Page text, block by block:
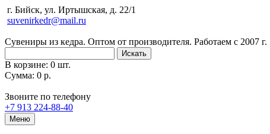
г. Бийск, ул. Иртышская, д. 22/1
suvenirkedr@mail.ru
Сувениры из кедра. Оптом от производителя. Работаем с 2007 г.
Искать
В корзине: 0 шт.
Сумма: 0 р.
Звоните по телефону
+7 913 224-88-40
Меню